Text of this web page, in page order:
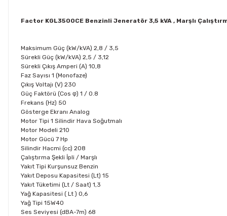
Factor KGL3500CE Benzinli Jeneratör 3,5 kVA , Marşlı
Maksimum Güç (kW/kVA) 2,8 / 3,5
Sürekli Güç (kW/kVA) 2,5 / 3,12
Sürekli Çıkış Amperi (A) 10,8
Faz Sayısı 1 (Monofaze)
Çıkış Voltajı (V) 230
Güç Faktörü (Cos φ) 1 / 0.8
Frekans (Hz) 50
Gösterge Ekranı Analog
Motor Tipi 1 Silindir Hava Soğutmalı
Motor Modeli 210
Motor Gücü 7 Hp
Silindir Hacmi (cc) 208
Çalıştırma Şekli İpli / Marşlı
Yakıt Tipi Kurşunsuz Benzin
Yakıt Deposu Kapasitesi (Lt) 15
Yakıt Tüketimi (Lt / Saat) 1,3
Yağ Kapasitesi ( Lt ) 0,6
Yağ Tipi 15W40
Ses Seviyesi (dBA-7m) 68